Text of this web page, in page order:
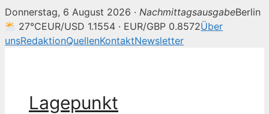
Donnerstag, 6 August 2026 · NachmittagsausgabeBerlin
27°CEUR/USD 1.1554 · EUR/GBP 0.8572Über
unsRedaktionQuellenKontaktNewsletter
Lagepunkt